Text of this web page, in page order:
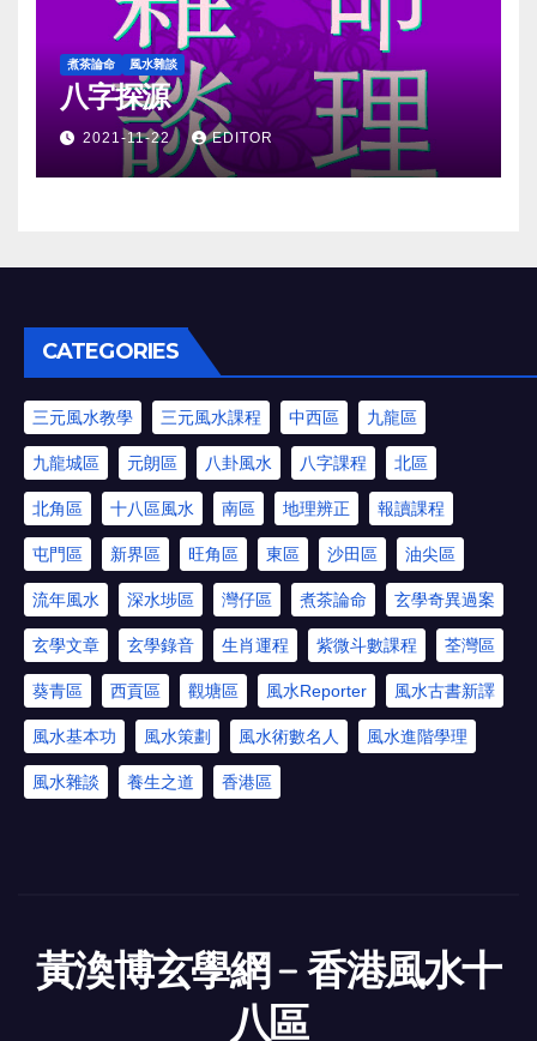
煮茶論命 風水雜談
八字探源
2021-11-22 EDITOR
CATEGORIES
三元風水教學 三元風水課程 中西區 九龍區
九龍城區 元朗區 八卦風水 八字課程 北區
北角區 十八區風水 南區 地理辨正 報讀課程
屯門區 新界區 旺角區 東區 沙田區 油尖區
流年風水 深水埗區 灣仔區 煮茶論命 玄學奇異過案
玄學文章 玄學錄音 生肖運程 紫微斗數課程 荃灣區
葵青區 西貢區 觀塘區 風水Reporter 風水古書新譯
風水基本功 風水策劃 風水術數名人 風水進階學理
風水雜談 養生之道 香港區
黃渙博玄學網﹣香港風水十
八區